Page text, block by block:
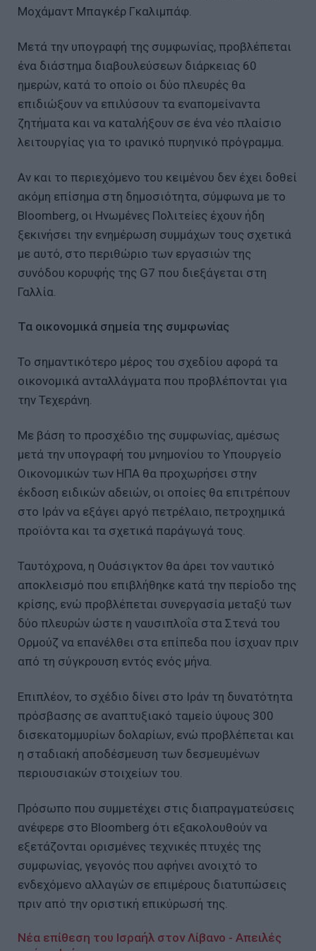
Μοχάμαντ Μπαγκέρ Γκαλιμπάφ.
Μετά την υπογραφή της συμφωνίας, προβλέπεται
ένα διάστημα διαβουλεύσεων διάρκειας 60
ημερών, κατά το οποίο οι δύο πλευρές θα
επιδιώξουν να επιλύσουν τα εναπομείναντα
ζητήματα και να καταλήξουν σε ένα νέο πλαίσιο
λειτουργίας για το ιρανικό πυρηνικό πρόγραμμα.
Αν και το περιεχόμενο του κειμένου δεν έχει δοθεί
ακόμη επίσημα στη δημοσιότητα, σύμφωνα με το
Bloomberg, οι Ηνωμένες Πολιτείες έχουν ήδη
ξεκινήσει την ενημέρωση συμμάχων τους σχετικά
με αυτό, στο περιθώριο των εργασιών της
συνόδου κορυφής της G7 που διεξάγεται στη
Γαλλία.
Τα οικονομικά σημεία της συμφωνίας
Το σημαντικότερο μέρος του σχεδίου αφορά τα
οικονομικά ανταλλάγματα που προβλέπονται για
την Τεχεράνη.
Με βάση το προσχέδιο της συμφωνίας, αμέσως
μετά την υπογραφή του μνημονίου το Υπουργείο
Οικονομικών των ΗΠΑ θα προχωρήσει στην
έκδοση ειδικών αδειών, οι οποίες θα επιτρέπουν
στο Ιράν να εξάγει αργό πετρέλαιο, πετροχημικά
προϊόντα και τα σχετικά παράγωγά τους.
Ταυτόχρονα, η Ουάσιγκτον θα άρει τον ναυτικό
αποκλεισμό που επιβλήθηκε κατά την περίοδο της
κρίσης, ενώ προβλέπεται συνεργασία μεταξύ των
δύο πλευρών ώστε η ναυσιπλοΐα στα Στενά του
Ορμούζ να επανέλθει στα επίπεδα που ίσχυαν πριν
από τη σύγκρουση εντός ενός μήνα.
Επιπλέον, το σχέδιο δίνει στο Ιράν τη δυνατότητα
πρόσβασης σε αναπτυξιακό ταμείο ύψους 300
δισεκατομμυρίων δολαρίων, ενώ προβλέπεται και
η σταδιακή αποδέσμευση των δεσμευμένων
περιουσιακών στοιχείων του.
Πρόσωπο που συμμετέχει στις διαπραγματεύσεις
ανέφερε στο Bloomberg ότι εξακολουθούν να
εξετάζονται ορισμένες τεχνικές πτυχές της
συμφωνίας, γεγονός που αφήνει ανοιχτό το
ενδεχόμενο αλλαγών σε επιμέρους διατυπώσεις
πριν από την οριστική επικύρωσή της.
Νέα επίθεση του Ισραήλ στον Λίβανο - Απειλές